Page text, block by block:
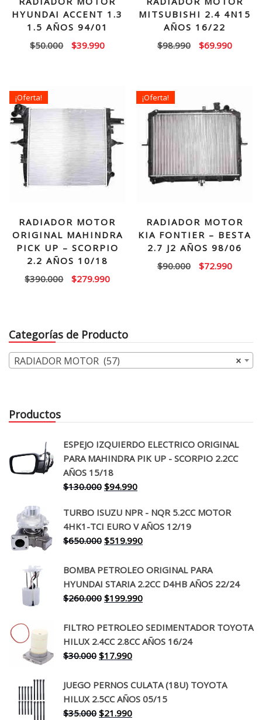
HYUNDAI ACCENT 1.3
1.5 AÑOS 94/01
$50.000
El
$39.990El
$39.990.
MITSUBISHI 2.4 4N15
AÑOS 16/22
$98.990
El
$98.990.
$69.990El
¡Oferta!
RADIADOR MOTOR
ORIGINAL MAHINDRA
PICK UP – SCORPIO
2.2 AÑOS 10/18
$390.000
El
$390.000.
$279.990El
$279.990.
¡Oferta!
RADIADOR MOTOR
KIA FONTIER – BESTA
2.7 J2 AÑOS 98/06
$90.000
El
$72.990El
Categorías de Producto
×
RADIADOR MOTOR (57)
Productos
ESPEJO IZQUIERDO ELECTRICO ORIGINAL
PARA MAHINDRA PIK UP - SCORPIO 2.2CC
AÑOS 15/18
$130.000 El
original
era:
$130.000.
$94.990El
actual
es:
$94.990.
TURBO ISUZU NPR - NQR 5.2CC MOTOR
4HK1-TCI EURO V AÑOS 12/19
$650.000 El
original
era:
$650.000.
$519.990El
actual
es:
$519.990.
BOMBA PETROLEO ORIGINAL PARA
HYUNDAI STARIA 2.2CC D4HB AÑOS 22/24
$260.000 El
original
era:
$260.000.
$199.990El
actual
es:
FILTRO PETROLEO SEDIMENTADOR TOYOTA
HILUX 2.4CC 2.8CC AÑOS 16/24
$30.000 El
original
era:
$30.000.
$17.990El
actual
es:
$17.990.
JUEGO PERNOS CULATA (18U) TOYOTA
HILUX 2.5CC AÑOS 05/15
$35.000 El
$21.990El